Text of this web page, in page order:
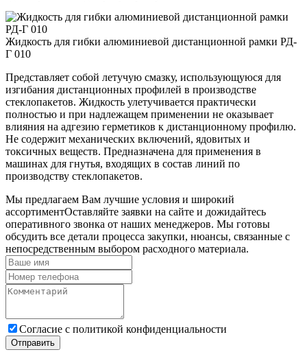
Жидкость для гибки алюминиевой дистанционной рамки РД-
Г 010
Представляет собой летучую смазку, использующуюся для
изгибания дистанционных профилей в производстве
стеклопакетов. Жидкость улетучивается практически
полностью и при надлежащем применении не оказывает
влияния на адгезию герметиков к дистанционному профилю.
Не содержит механических включений, ядовитых и
токсичных веществ. Предназначена для применения в
машинах для гнутья, входящих в состав линий по
производству стеклопакетов.
Мы предлагаем Вам лучшие условия и широкий
ассортиментОставляйте заявки на сайте и дожидайтесь
оперативного звонка от наших менеджеров. Мы готовы
обсудить все детали процесса закупки, нюансы, связанные с
непосредственным выбором расходного материала.
Cогласие с политикой конфиденциальности
Отправить